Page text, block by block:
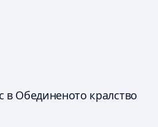
Обединеното кралство